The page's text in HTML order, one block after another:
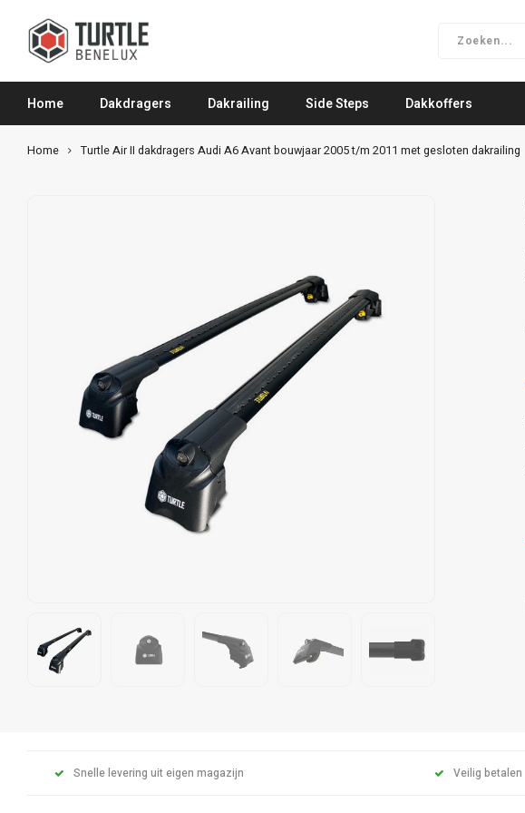
Home Dakdragers Dakrailing Side Steps Dakkoffers
Home Turtle Air II dakdragers Audi A6 Avant bouwjaar 2005 t/m 2011 met gesloten dakrailing
Snelle levering uit eigen magazijn Veilig betalen